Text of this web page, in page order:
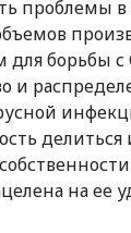
проблемы в
борьбы с
и
на ее